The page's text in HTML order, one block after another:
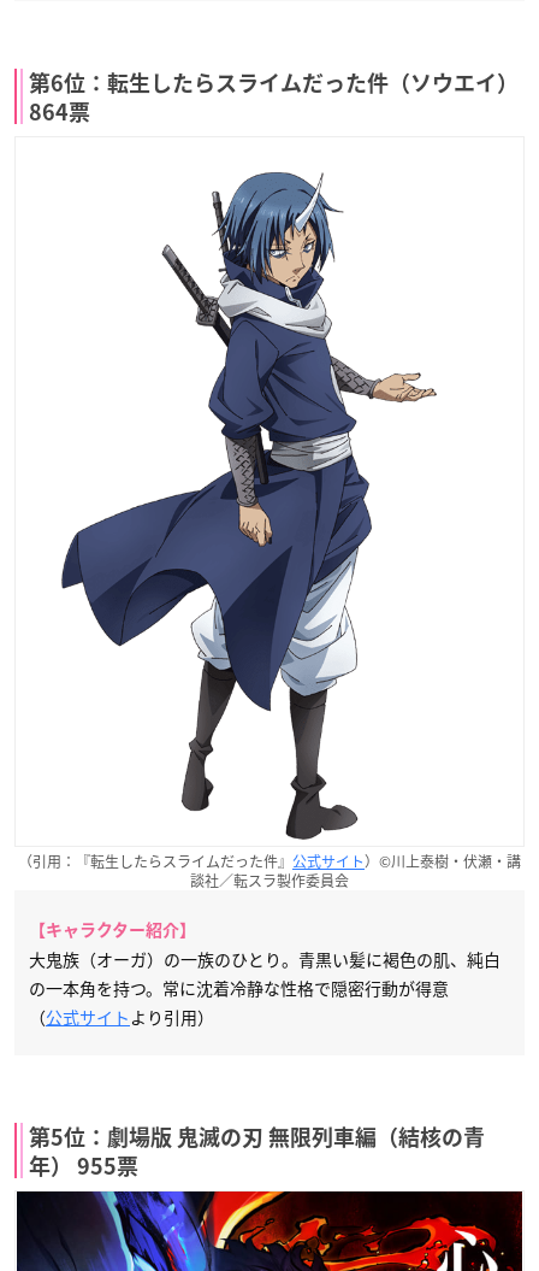
第6位：転生したらスライムだった件（ソウエイ）
864票
（引用：『転生したらスライムだった件』 公式サイト）©川上泰樹・伏瀬・講
談社／転スラ製作委員会
【キャラクター紹介】
大鬼族（オーガ）の一族のひとり。青黒い髪に褐色の肌、純白
の一本角を持つ。常に沈着冷静な性格で隠密行動が得意
（公式サイト より引用）
第5位：劇場版 鬼滅の刃 無限列車編（結核の青
年） 955票